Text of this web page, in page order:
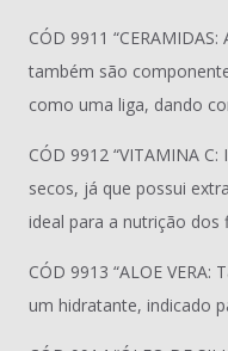
CÓD 9911
também são
como uma liga, dando
CÓD 9912 “VITAMINA
secos, já que possui
ideal para a nutrição dos
CÓD 9913 “ALOE
um hidratante, indicado